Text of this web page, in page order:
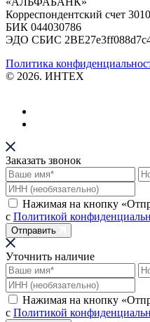
Корреспондентский счет
БИК 044030786
ЭДО СБИС
Политика
© 2026. ИНТЕХ
Заказать звонок
Нажимая на кнопку
с Политикой
Отправить
Уточнить наличие
Нажимая на кнопку
с Политикой